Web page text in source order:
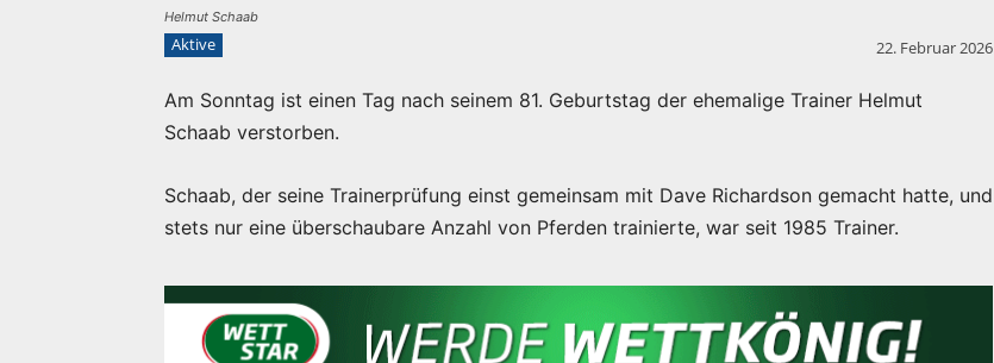
Helmut Schaab
Aktive 22. Februar 2026
Am Sonntag ist einen Tag nach seinem 81. Geburtstag der ehemalige Trainer Helmut
Schaab verstorben.
Schaab, der seine Trainerprüfung einst gemeinsam mit Dave Richardson gemacht hatte, und
stets nur eine überschaubare Anzahl von Pferden trainierte, war seit 1985 Trainer.